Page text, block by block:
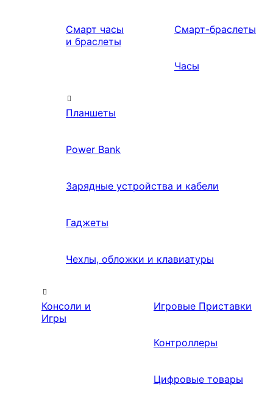
Смарт часы
и браслеты
Смарт-браслеты
Часы
Планшеты
Power Bank
Зарядные устройства и кабели
Гаджеты
Чехлы, обложки и клавиатуры
Консоли и
Игры
Игровые Приставки
Контроллеры
Цифровые товары